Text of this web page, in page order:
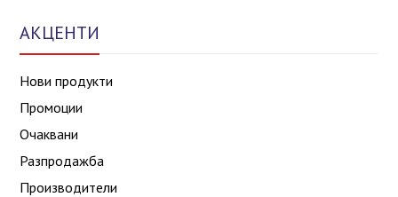
АКЦЕНТИ
Нови продукти
Промоции
Очаквани
Разпродажба
Производители